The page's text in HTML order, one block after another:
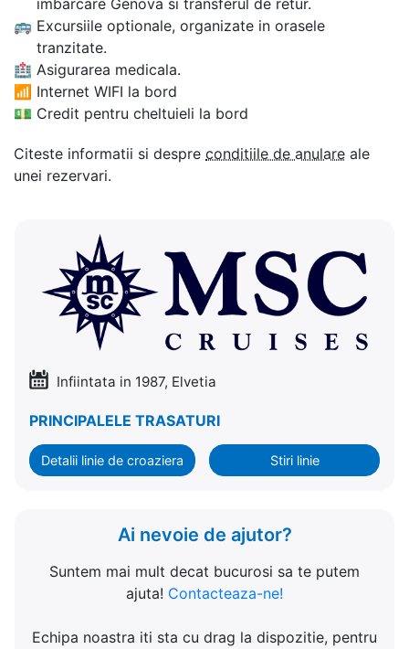
imbarcare Genova si transferul de retur.
🚌 Excursiile optionale, organizate in orasele
tranzitate.
🏥 Asigurarea medicala.
📶 Internet WIFI la bord
💵 Credit pentru cheltuieli la bord
Citeste informatii si despre conditiile de anulare ale
unei rezervari.
Infiintata in 1987, Elvetia
PRINCIPALELE TRASATURI
Detalii linie de croaziera Stiri linie
Ai nevoie de ajutor?
Suntem mai mult decat bucurosi sa te putem
ajuta! Contacteaza-ne!
Echipa noastra iti sta cu drag la dispozitie, pentru